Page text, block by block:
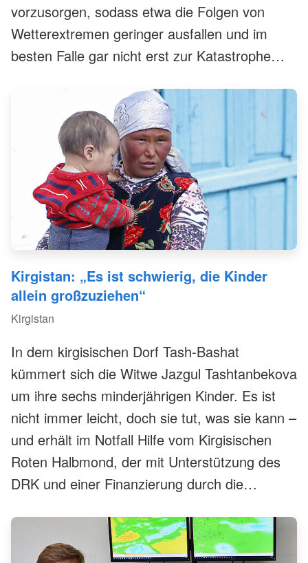
vorzusorgen, sodass etwa die Folgen von
Wetterextremen geringer ausfallen und im
besten Falle gar nicht erst zur Katastrophe
DRK-Projekts zur vorausschauenden
humanitären Hilfe in Kirgistan, macht sich
deshalb Gedanken anlässlich des
Internationalen Tages der
Katastrophenvorsorge am 13. Oktober.
Kirgistan: „Es ist schwierig, die Kinder
allein großzuziehen“
Kirgistan
In dem kirgisischen Dorf Tash-Bashat
kümmert sich die Witwe Jazgul Tashtanbekova
um ihre sechs minderjährigen Kinder. Es ist
nicht immer leicht, doch sie tut, was sie kann –
und erhält im Notfall Hilfe vom Kirgisischen
Roten Halbmond, der mit Unterstützung des
DRK und einer Finanzierung durch die
vorausschauenden Katastrophenhilfe im Land
durchführt.